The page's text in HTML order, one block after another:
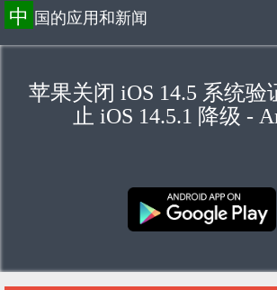
中 国的应用和新闻
苹果关闭 iOS 14.5 系统验
止 iOS 14.5.1 降级 -